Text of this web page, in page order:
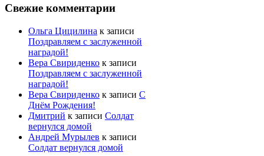
Свежие комментарии
Ольга Цицилина к записи
Поздравляем с заслуженной
наградой!
Вера Свириденко к записи
Поздравляем с заслуженной
наградой!
Вера Свириденко к записи С
Днём Рождения!
Дмитрий к записи Солдат
вернулся домой
Андрей Мурылев к записи
Солдат вернулся домой